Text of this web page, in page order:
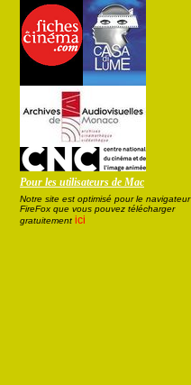
Pour les utilisateurs de Mac
Notre site est optimisé pour le navigateur
FireFox que vous pouvez télécharger
gratuitement ici